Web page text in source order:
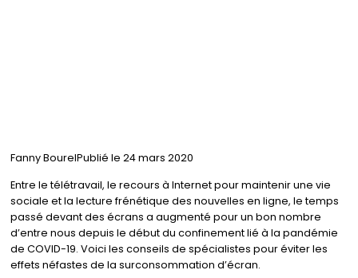
Fanny BourelPublié le 24 mars 2020
Entre le télétravail, le recours à Internet pour maintenir une vie
sociale et la lecture frénétique des nouvelles en ligne, le temps
passé devant des écrans a augmenté pour un bon nombre
d’entre nous depuis le début du confinement lié à la pandémie
de COVID-19. Voici les conseils de spécialistes pour éviter les
effets néfastes de la surconsommation d’écran.